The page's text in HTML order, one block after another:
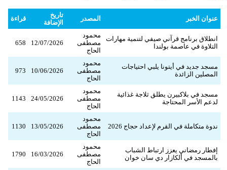
عنوان الخبر المصدر
تاريخ
الإضافة
قراءة
انطلاق برنامج قرآني صيفي لتنمية مهارات
التلاوة في عاصمة بولندا
محمود
مصطفى
الحاج
12/07/2026
658
مسجد جديد في أيتونا يلبي احتياجات
المصلين الزائدة
محمود
مصطفى
الحاج
10/06/2026
973
مسجد في بلاكبيرن يطلق ثلاجة غذائية
لدعم الأسر المحتاجة
محمود
مصطفى
الحاج
24/05/2026
1143
ندوة متكاملة في القرم لإعداد حجاج 2026
محمود
مصطفى
الحاج
13/05/2026
1130
إفطار رمضاني يعزز ارتباط الشباب
بالمسجد في ألكازار دي سان خوان
محمود
مصطفى
الحاج
16/03/2026
1790